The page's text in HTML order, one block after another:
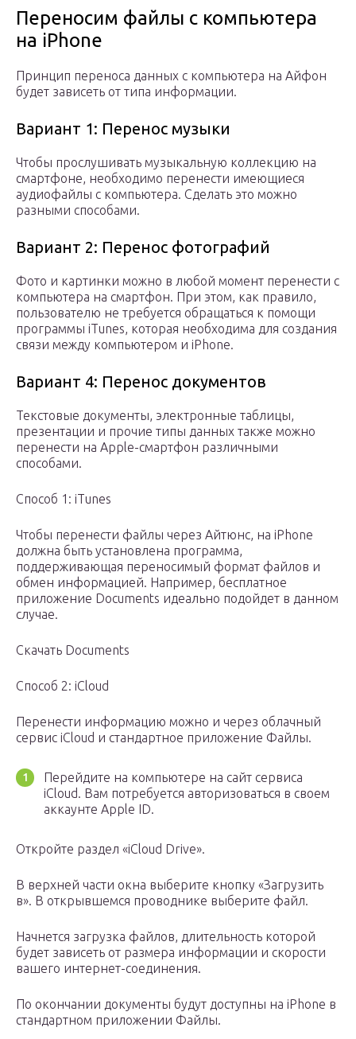
Переносим файлы с компьютера
на iPhone
Принцип переноса данных с компьютера на Айфон
будет зависеть от типа информации.
Вариант 1: Перенос музыки
Чтобы прослушивать музыкальную коллекцию на
смартфоне, необходимо перенести имеющиеся
аудиофайлы с компьютера. Сделать это можно
разными способами.
Вариант 2: Перенос фотографий
Фото и картинки можно в любой момент перенести с
компьютера на смартфон. При этом, как правило,
пользователю не требуется обращаться к помощи
программы iTunes, которая необходима для создания
связи между компьютером и iPhone.
Вариант 4: Перенос документов
Текстовые документы, электронные таблицы,
презентации и прочие типы данных также можно
перенести на Apple-смартфон различными
способами.
Способ 1: iTunes
Чтобы перенести файлы через Айтюнс, на iPhone
должна быть установлена программа,
поддерживающая переносимый формат файлов и
обмен информацией. Например, бесплатное
приложение Documents идеально подойдет в данном
случае.
Скачать Documents
Способ 2: iCloud
Перенести информацию можно и через облачный
сервис iCloud и стандартное приложение Файлы.
Перейдите на компьютере на сайт сервиса
iCloud. Вам потребуется авторизоваться в своем
аккаунте Apple ID.
Откройте раздел «iCloud Drive».
В верхней части окна выберите кнопку «Загрузить
в». В открывшемся проводнике выберите файл.
Начнется загрузка файлов, длительность которой
будет зависеть от размера информации и скорости
вашего интернет-соединения.
По окончании документы будут доступны на iPhone в
стандартном приложении Файлы.